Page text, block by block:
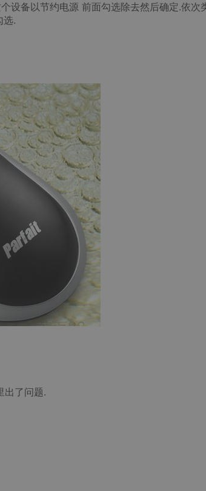
设备以节约电源 前面勾选除去然后确定.依次
选.
出了问题.